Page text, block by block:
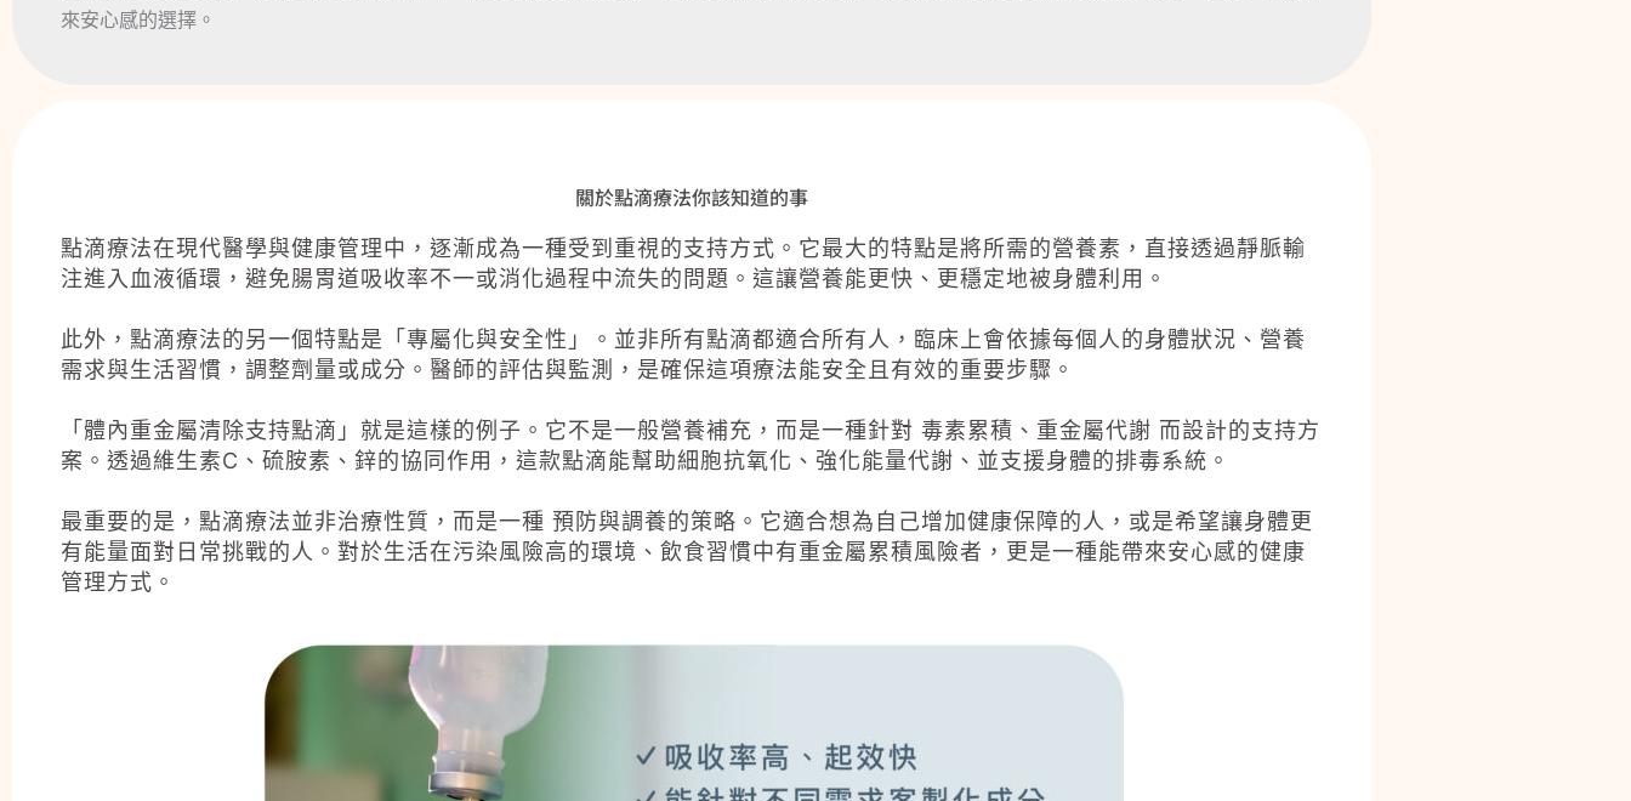
來安心感的選擇。
關於點滴療法你該知道的事
點滴療法在現代醫學與健康管理中，逐漸成為一種受到重視的支持方式。它最大的特點是將所需的營養素，直接透過靜脈輸
注進入血液循環，避免腸胃道吸收率不一或消化過程中流失的問題。這讓營養能更快、更穩定地被身體利用。
此外，點滴療法的另一個特點是「專屬化與安全性」。並非所有點滴都適合所有人，臨床上會依據每個人的身體狀況、營養
需求與生活習慣，調整劑量或成分。醫師的評估與監測，是確保這項療法能安全且有效的重要步驟。
「體內重金屬清除支持點滴」就是這樣的例子。它不是一般營養補充，而是一種針對 毒素累積、重金屬代謝 而設計的支持方
案。透過維生素C、硫胺素、鋅的協同作用，這款點滴能幫助細胞抗氧化、強化能量代謝、並支援身體的排毒系統。
最重要的是，點滴療法並非治療性質，而是一種 預防與調養的策略。它適合想為自己增加健康保障的人，或是希望讓身體更
有能量面對日常挑戰的人。對於生活在污染風險高的環境、飲食習慣中有重金屬累積風險者，更是一種能帶來安心感的健康
管理方式。